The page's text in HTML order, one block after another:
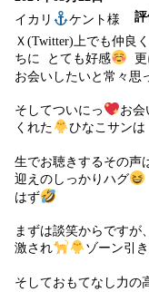
イカリ
ケント様
Ｘ(Twitter)上でも仲良
ちに とても好感
更
お会いしたいと常々思
そしてついにっ お会
くれた
ひなこサン
生でお聴きするその声
迎えのしっかりハグ
はず
まずは談笑からですが
激され
ゾーン引
そしておもてなし力の